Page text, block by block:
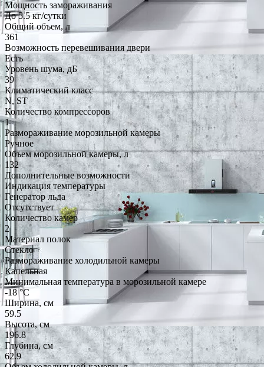
Мощность замораживания
До 5.5 кг/cутки
Общий объем, л
361
Возможность перевешивания двери
Есть
Уровень шума, дБ
39
Климатический класс
N, ST
Количество компрессоров
1
Размораживание морозильной камеры
Ручное
Объем морозильной камеры, л
132
Дополнительные возможности
Индикация температуры
Генератор льда
Отсутствует
Количество камер
2
Материал полок
Стекло
Размораживание холодильной камеры
Капельная
Минимальная температура в морозильной камере
-18 °C
Ширина, см
59.5
Высота, см
196.8
Глубина, см
62.9